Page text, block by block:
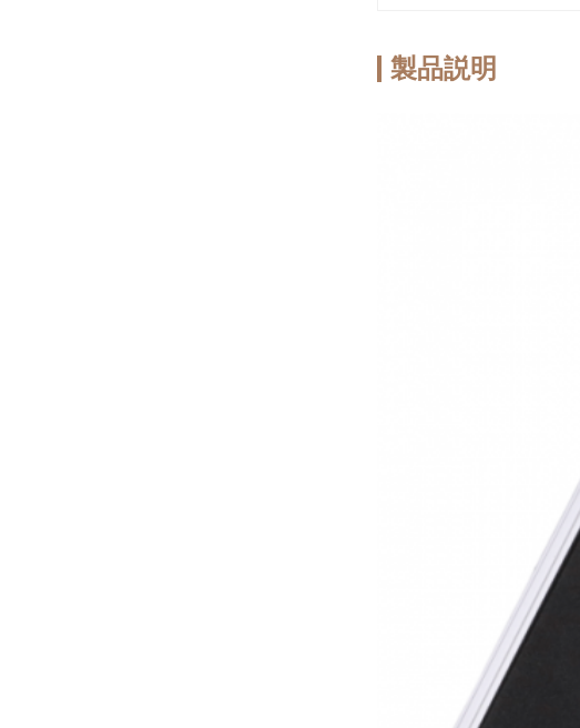
製品説明